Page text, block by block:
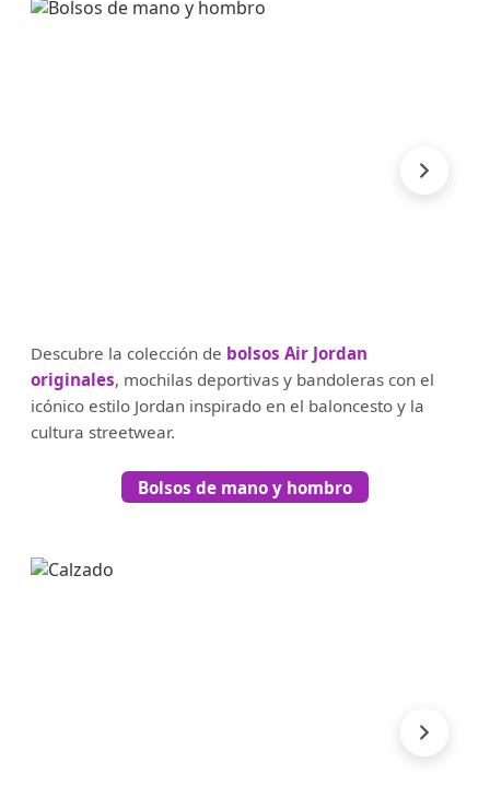
Descubre la colección de bolsos Air Jordan
originales, mochilas deportivas y bandoleras con el
icónico estilo Jordan inspirado en el baloncesto y la
cultura streetwear.
Bolsos de mano y hombro